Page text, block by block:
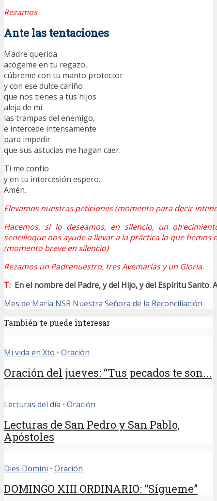
Rezamos
Ante las tentaciones
Madre querida
acógeme en tu regazo,
cúbreme con tu manto protector
y con ese dulce cariño
que nos tienes a tus hijos
aleja de mí
las trampas del enemigo,
e intercede intensamente
para impedir
que sus astucias me hagan caer.
Ti me confío
y en tu intercesión espero.
Amén.
Elevamos nuestras peticiones (momento para decir
Hacemos, si lo deseamos, en silencio, un
sencilloque nos ayude a llevar a la práctica lo que hemos
(momento breve en silencio)
Rezamos un Padrenuestro, tres Avemarías y un Gloria.
T: En el nombre del Padre, y del Hijo, y del Espíritu Santo.
Mes de María NSR Nuestra Señora de la Reconciliación
También te puede interesar
Mi vida en Xto • Oración
Oración del jueves: “Tus pecados te son...
Lecturas del día • Oración
Lecturas de San Pedro y San Pablo,
Apóstoles
Dies Domini • Oración
DOMINGO XIII ORDINARIO: “Sígueme”